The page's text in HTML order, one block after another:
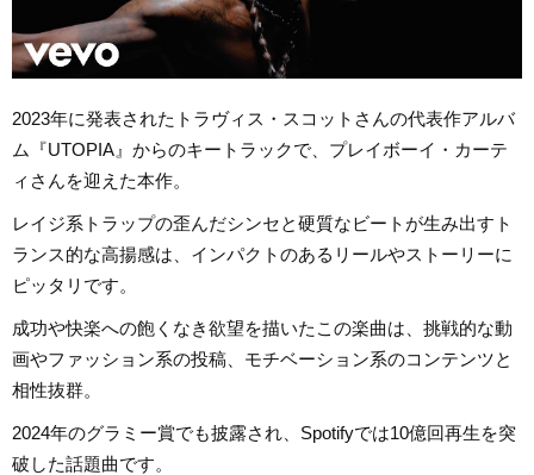
2023年に発表されたトラヴィス・スコットさんの代表作アルバ
ム『UTOPIA』からのキートラックで、プレイボーイ・カーテ
ィさんを迎えた本作。
レイジ系トラップの歪んだシンセと硬質なビートが生み出すト
ランス的な高揚感は、インパクトのあるリールやストーリーに
ピッタリです。
成功や快楽への飽くなき欲望を描いたこの楽曲は、挑戦的な動
画やファッション系の投稿、モチベーション系のコンテンツと
相性抜群。
2024年のグラミー賞でも披露され、Spotifyでは10億回再生を突
破した話題曲です。